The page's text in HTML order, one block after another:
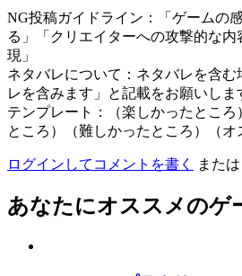
NG投稿ガイドライン：「ゲームの
る」「クリエイターへの攻撃的な
現」
ネタバレについて：ネタバレを含
レを含みます」と記載をお願いしま
テンプレート：（楽しかったところ
ところ）（難しかったところ）（オ
ログインしてコメントを書く または
あなたにオススメのゲ